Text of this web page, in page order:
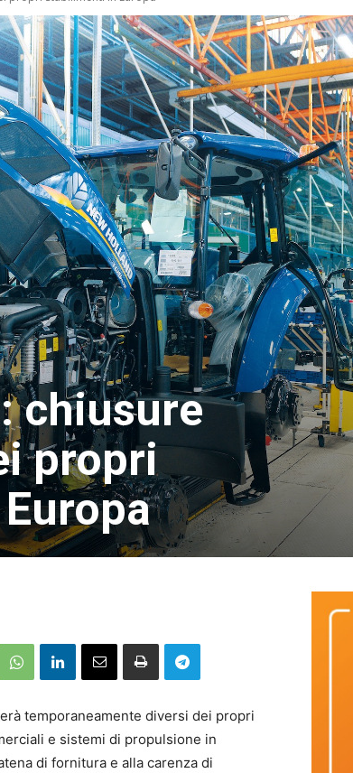
chiusure
propri
temporaneamente diversi dei propri
e sistemi di propulsione in
di fornitura e alla carenza di